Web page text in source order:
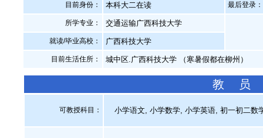
目前身份： 本科大二在读 最后登录
所学专业： 交通运输广西科技大学
就读/毕业高校： 广西科技大学
目前生活住所： 城中区.广西科技大学 （寒暑假都在柳州）
教 员
可教授科目： 小学语文, 小学数学, 小学英语, 初一初二数